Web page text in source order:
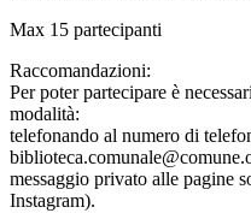
Max 15 partecipanti
Raccomandazioni:
Per poter partecipare è
modalità:
telefonando al numero di
messaggio privato alle pagine
Instagram).